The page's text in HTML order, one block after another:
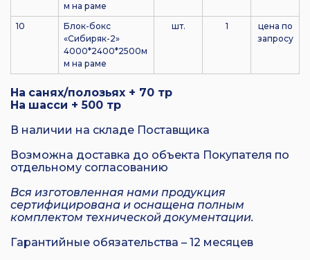
м на раме
10
Блок-бокс
«Сибиряк-2»
4000*2400*2500м
м на раме
шт. 1
цена по
запросу
На санях/полозьях + 70 тр
На шасси + 500 тр
В наличии на складе Поставщика
Возможна доставка до объекта Покупателя по
отдельному согласованию
Вся изготовленная нами продукция
сертифицирована и оснащена полным
комплектом технической документации.
Гарантийные обязательства – 12 месяцев